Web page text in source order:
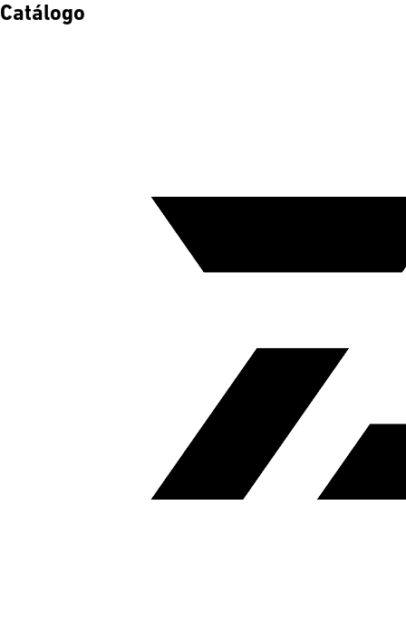
Catálogo